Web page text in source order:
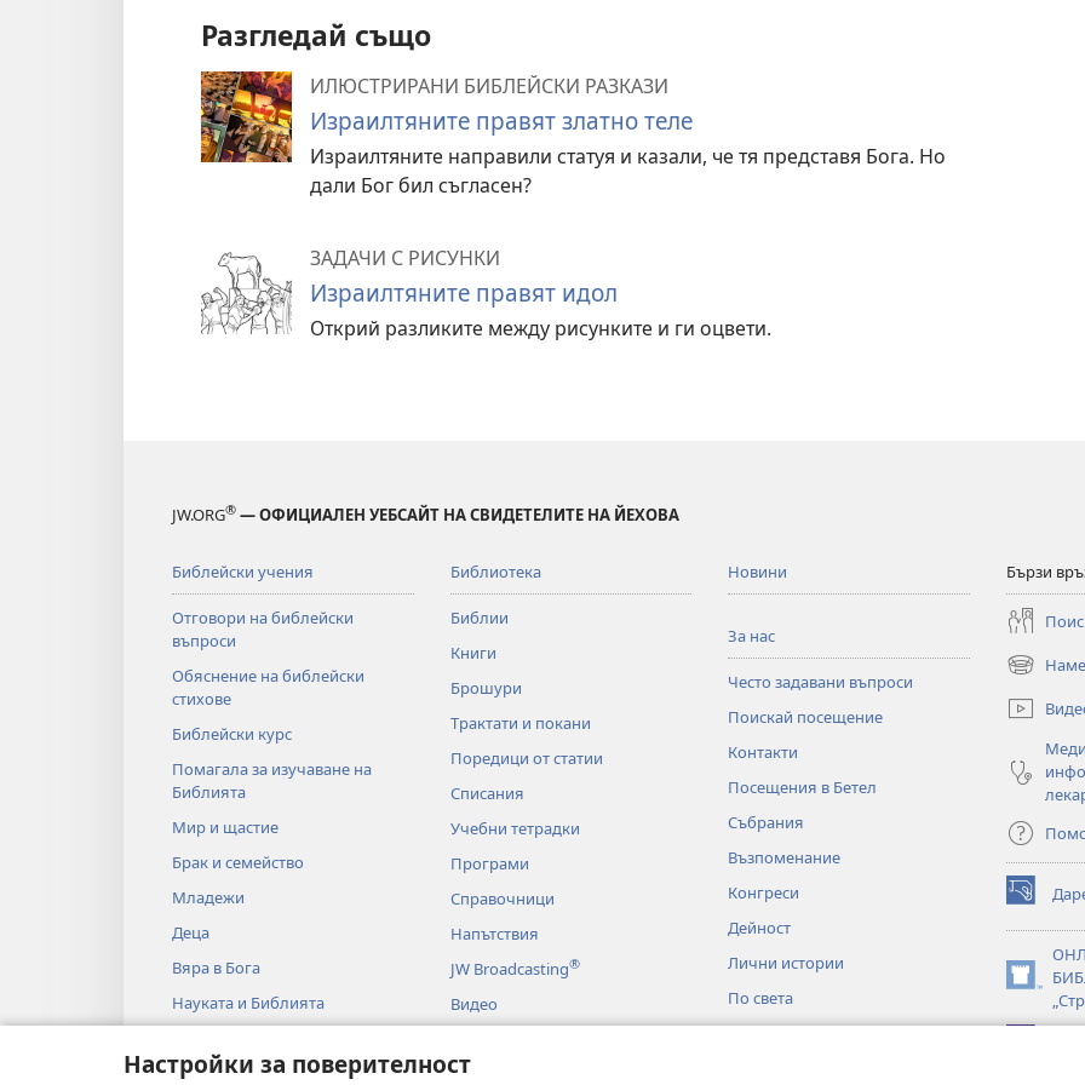
Настройки за поверителност
Разгледай също
ИЛЮСТРИРАНИ БИБЛЕЙСКИ РАЗКАЗИ
Израилтяните правят златно теле
Израилтяните направили статуя и казали, че тя представя Бога. Но
дали Бог бил съгласен?
ЗАДАЧИ С РИСУНКИ
Израилтяните правят идол
Открий разликите между рисунките и ги оцвети.
JW.ORG® — ОФИЦИАЛЕН УЕБСАЙТ НА СВИДЕТЕЛИТЕ НА ЙЕХОВА
Библейски учения
Отговори на библейски
въпроси
Обяснение на библейски
стихове
Библейски курс
Помагала за изучаване на
Библията
Мир и щастие
Брак и семейство
Младежи
Деца
Вяра в Бога
Науката и Библията
Библиотека
Библии
Книги
Брошури
Трактати и покани
Поредици от статии
Списания
Учебни тетрадки
Програми
Справочници
Напътствия
JW Broadcasting®
Видео
Библейски аудиодрами
Новини
За нас
Често задавани въпроси
Поискай посещение
Контакти
Посещения в Бетел
Събрания
Възпоменание
Конгреси
Дейност
Лични истории
По света
Бързи
(отваря
нов
прозорец)
(отваря
нов
прозорец)
(отваря